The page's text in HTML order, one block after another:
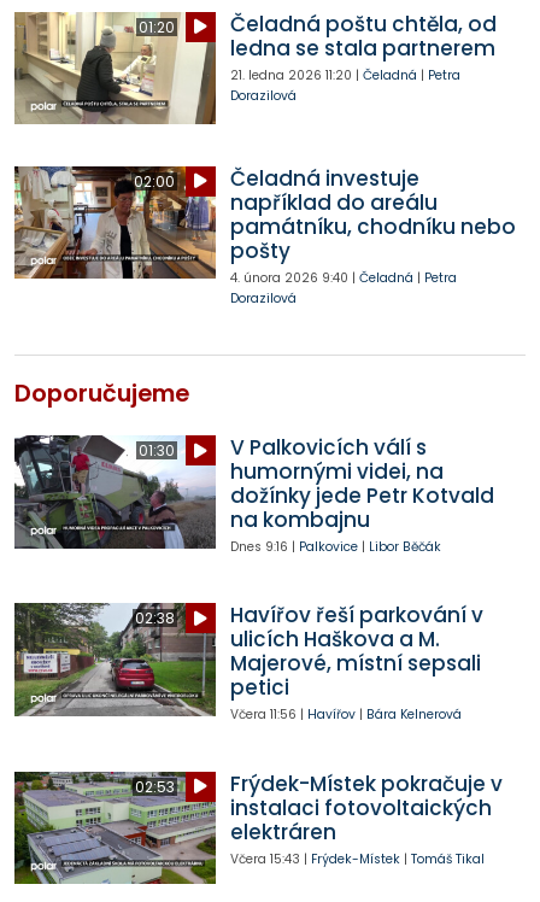
01:20
Čeladná poštu chtěla, od
ledna se stala partnerem
21. ledna 2026 11:20 | Čeladná | Petra
Dorazilová
02:00
Čeladná investuje
například do areálu
památníku, chodníku nebo
pošty
4. února 2026 9:40 | Čeladná | Petra
Dorazilová
Doporučujeme
01:30
V Palkovicích válí s
humornými videi, na
dožínky jede Petr Kotvald
na kombajnu
Dnes 9:16 | Palkovice| Libor Běčák
02:38
Havířov řeší parkování v
ulicích Haškova a M.
Majerové, místní sepsali
petici
Včera 11:56 | Havířov| Bára Kelnerová
02:53
Frýdek-Místek pokračuje v
instalaci fotovoltaických
elektráren
Včera 15:43 | Frýdek-Místek| Tomáš Tikal